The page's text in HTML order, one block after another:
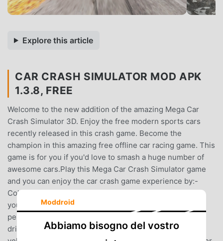
Explore this article
CAR CRASH SIMULATOR MOD APK
1.3.8, FREE
Welcome to the new addition of the amazing Mega Car
Crash Simulator 3D. Enjoy the free modern sports cars
recently released in this crash game. Become the
champion in this amazing free offline car racing game. This
game is for you if you'd love to smash a huge number of
awesome cars.Play this Mega Car Crash Simulator game
and you can enjoy the car crash game experience by:-
Collecting numerous high-end, high-quality vehicles as
you pass through every single level. There are high-
performance supercars with different speeds for you to
drive. You can choose from a collection of your favorite
Moddroid
Abbiamo bisogno del vostro